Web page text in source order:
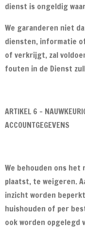
dienst is ongeldig
We garanderen niet
diensten, informatie
of verkrijgt, zal
fouten in de Dienst
ARTIKEL 6 -
ACCOUNTGEGEVENS
We behouden ons
plaatst, te weigeren.
inzicht worden
huishouden of per
ook worden opgelegd